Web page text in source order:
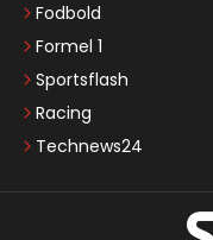
Fodbold
Formel 1
Sportsflash
Racing
Technews24